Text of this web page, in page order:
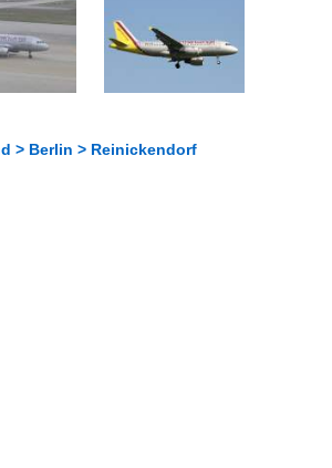
> Berlin > Reinickendorf